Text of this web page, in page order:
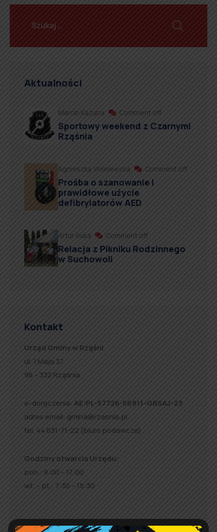
Aktualności
Marcin Kazuba Comment off
Sportowy weekend z Czarnymi
Rząśnia
Agnieszka Wiśniewska Comment off
Prośba o szanowanie i
prawidłowe użycie
defibrylatorów AED
Artur Ruka Comment off
Relacja z Pikniku Rodzinnego
w Suchowoli
Kontakt
Urząd Gminy w Rząśni
ul. 1 Maja 37
98 – 332 Rząśnia
e-doręczenia: AE:PL-57726-56911-GBSAJ-23
adres email: gmina@rzasnia.pl
tel. 44 631-71-22 (biuro podawcze)
Godziny otwarcia Urzędu:
pon.: 9:00 – 17:00
wt. – pt.: 7:30 – 15:30